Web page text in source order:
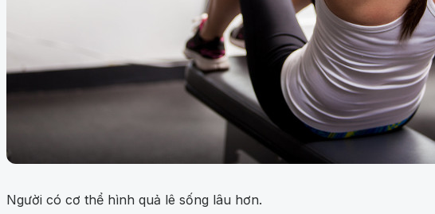
Người có cơ thể hình quả lê sống lâu hơn.